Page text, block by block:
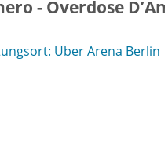
- Overdose
Uber Arena Berlin